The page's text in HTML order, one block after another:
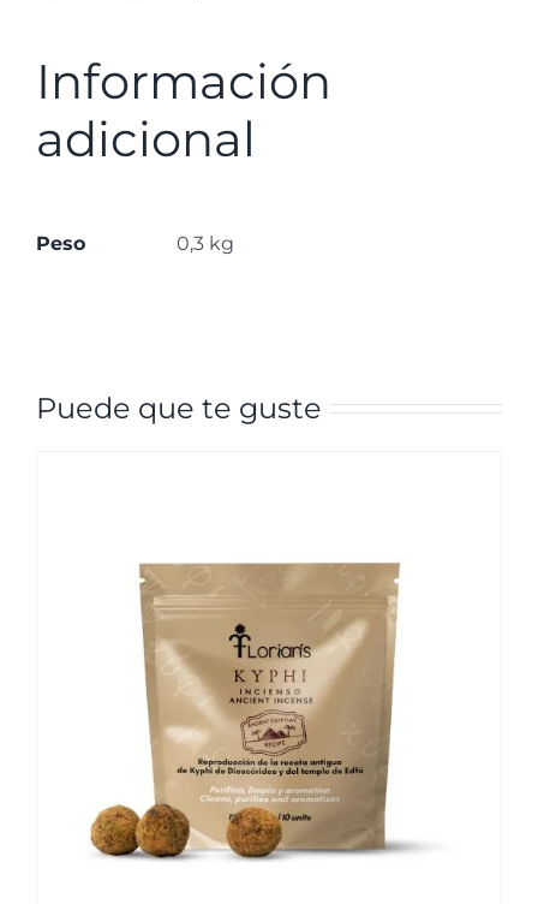
Información
adicional
Peso 0,3 kg
Puede que te guste